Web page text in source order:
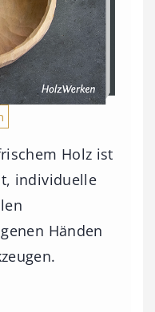
Holz ist
individuelle
Händen